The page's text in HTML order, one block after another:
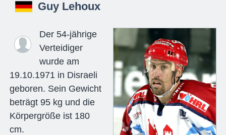
Guy Lehoux
Der 54-jährige
Verteidiger
wurde am
19.10.1971 in Disraeli
geboren. Sein Gewicht
beträgt 95 kg und die
Körpergröße ist 180
cm.